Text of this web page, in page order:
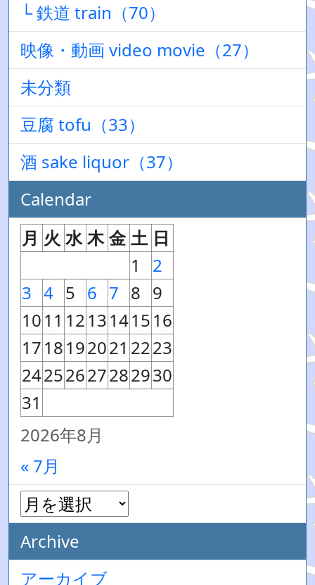
└ 鉄道 train（70）
映像・動画 video movie（27）
未分類
豆腐 tofu（33）
酒 sake liquor（37）
Calendar
2026年8月
月 火 水 木 金 土 日
1
2
3 4 5 6 7 8 9
1011 1213141516
1718192021 2223
24252627282930
31
« 7月
Archive
アーカイブ